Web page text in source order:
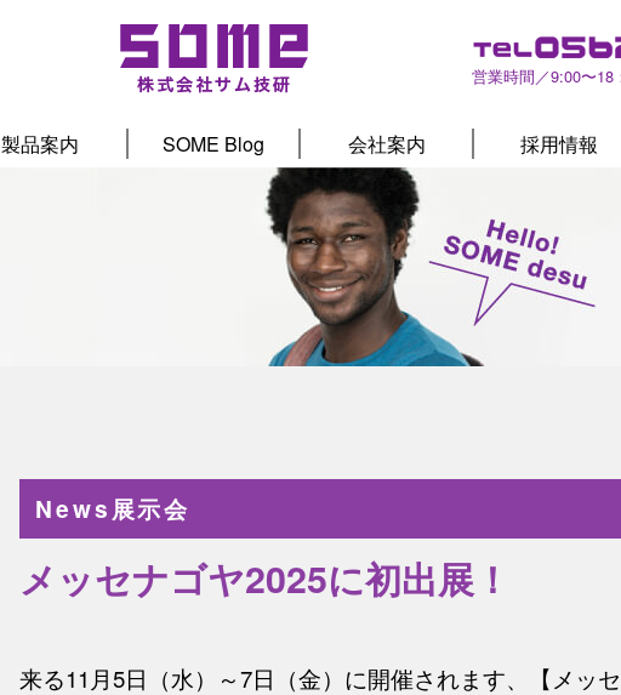
営業時間／9:00〜18
製品案内 SOME Blog 会社案内 採用情報
News展示会
メッセナゴヤ2025に初出展！
来る11月5日（水）～7日（金）に開催されます、【メッ